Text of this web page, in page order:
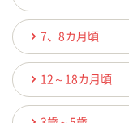
7、8カ月頃
12～18カ月頃